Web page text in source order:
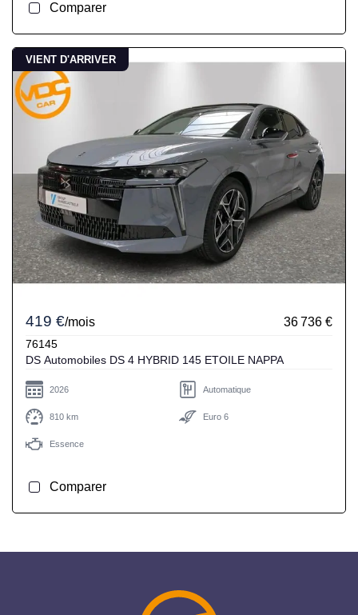
Comparer
VIENT D'ARRIVER
419 €/mois 36 736 €
76145
DS Automobiles DS 4 HYBRID 145 ETOILE NAPPA
2026 Automatique
810 km Euro 6
Essence
Comparer